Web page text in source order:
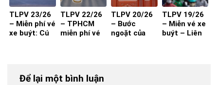
TLPV 23/26
– Miễn phí vé
xe buýt: Cú
TLPV 22/26
– TPHCM
miễn phí vé
buýt đột
TLPV 20/26
– Bước
ngoặt của
TLPV 19/26
– Miễn vé xe
buýt – Liên
Để lại một bình luận